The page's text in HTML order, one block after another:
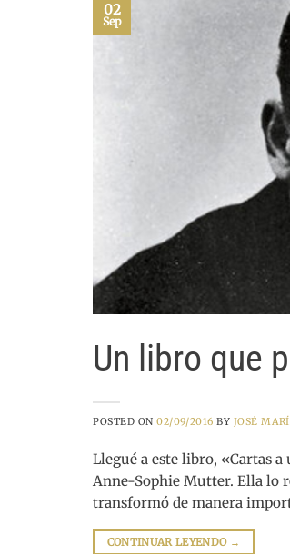
02
Sep
Un libro que
POSTED ON02/09/2016 BY JOSÉ
Llegué a este libro, «Cartas
Anne-Sophie Mutter. Ella lo
transformó de manera
CONTINUAR LEYENDO →